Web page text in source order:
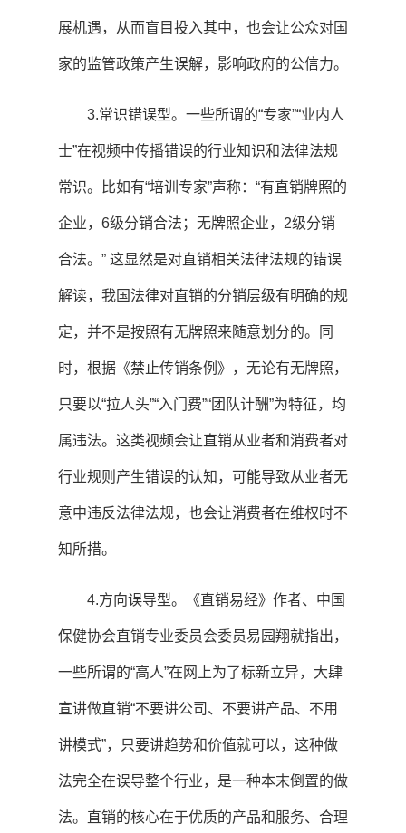
展机遇，从而盲目投入其中，也会让公众对国
家的监管政策产生误解，影响政府的公信力。
3.常识错误型。一些所谓的“专家”“业内人
士”在视频中传播错误的行业知识和法律法规
常识。比如有“培训专家”声称：“有直销牌照的
企业，6级分销合法；无牌照企业，2级分销
合法。” 这显然是对直销相关法律法规的错误
解读，我国法律对直销的分销层级有明确的规
定，并不是按照有无牌照来随意划分的。同
时，根据《禁止传销条例》，无论有无牌照，
只要以“拉人头”“入门费”“团队计酬”为特征，均
属违法。这类视频会让直销从业者和消费者对
行业规则产生错误的认知，可能导致从业者无
意中违反法律法规，也会让消费者在维权时不
知所措。
4.方向误导型。《直销易经》作者、中国
保健协会直销专业委员会委员易园翔就指出，
一些所谓的“高人”在网上为了标新立异，大肆
宣讲做直销“不要讲公司、不要讲产品、不用
讲模式”，只要讲趋势和价值就可以，这种做
法完全在误导整个行业，是一种本末倒置的做
法。直销的核心在于优质的产品和服务、合理